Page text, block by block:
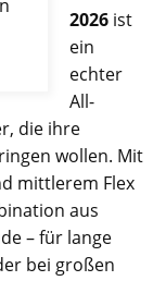
2026 ist
ein
echter
All-
die ihre
wollen. Mit
mittlerem Flex
aus
– für lange
bei großen